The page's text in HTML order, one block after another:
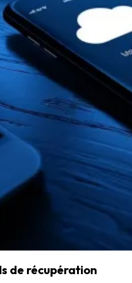
de récupération